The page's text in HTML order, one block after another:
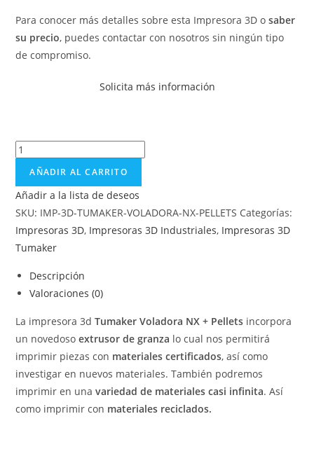
Para conocer más detalles sobre esta Impresora 3D osaber
su precio, puedes contactar con nosotros sin ningún tipo
de compromiso.
Solicita más información
AÑADIR AL CARRITO
Añadir a la lista de deseos
SKU: IMP-3D-TUMAKER-VOLADORA-NX-PELLETS Categorías:
Impresoras 3D, Impresoras 3D Industriales, Impresoras 3D
Tumaker
Descripción
Valoraciones (0)
La impresora 3d Tumaker Voladora NX + Pellets incorpora
un novedosoextrusor de granza lo cual nos permitirá
imprimir piezas con materiales certificados, así como
investigar en nuevos materiales. También podremos
imprimir en unavariedad de materiales casi infinita. Así
como imprimir con materiales reciclados.